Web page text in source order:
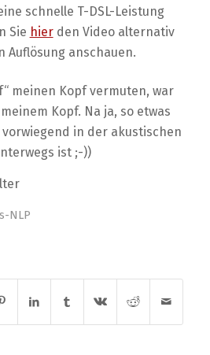
schnelle T-DSL-Leistung
Sie hierden Video alternativ
Auflösung anschauen.
meinen Kopf vermuten, war
Kopf. Na ja, so etwas
in der akustischen
ist ;-))
NLP